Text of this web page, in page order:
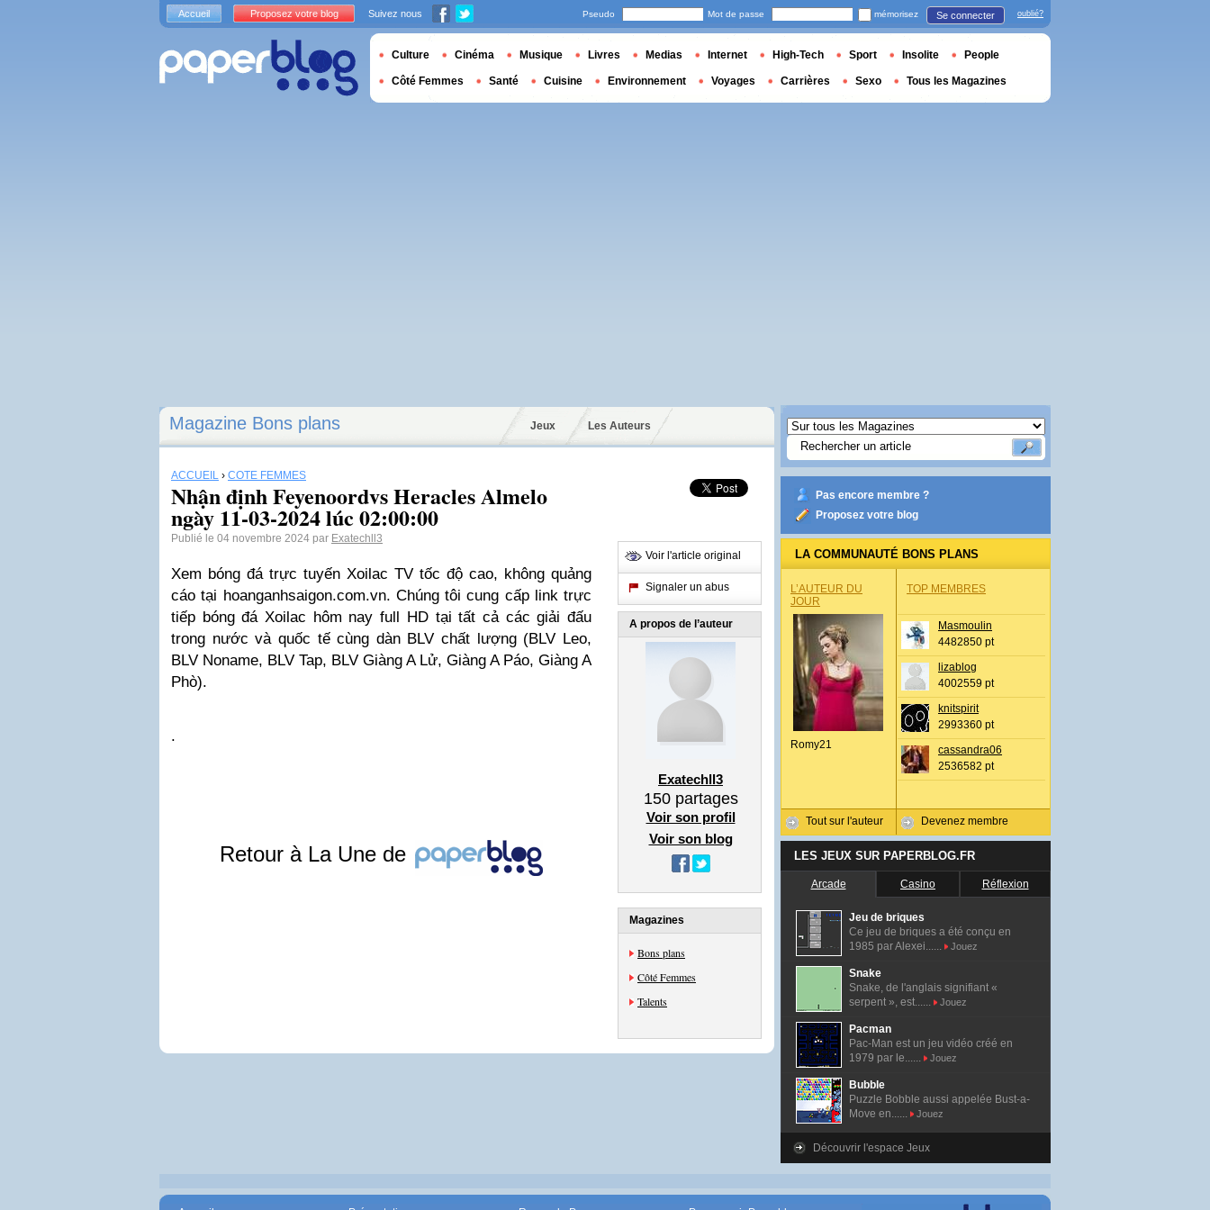
Magazine Bons plans Jeux Les Auteurs
ACCUEIL › CÔTÉ FEMMES
Nhận định Feyenoordvs Heracles Almelo
ngày 11-03-2024 lúc 02:00:00
Publié le 04 novembre 2024 par Exatechll3
Xem bóng đá trực tuyến Xoilac TV tốc độ cao, không quảng
cáo tại hoanganhsaigon.com.vn. Chúng tôi cung cấp link trực
tiếp bóng đá Xoilac hôm nay full HD tại tất cả các giải đấu
trong nước và quốc tế cùng dàn BLV chất lượng (BLV Leo,
BLV Noname, BLV Tap, BLV Giàng A Lử, Giàng A Páo, Giàng A
Phò).
.
Retour à La Une de
Voir l'article original
Signaler un abus
A propos de l’auteur
Exatechll3
150partages
Voir son profil
Voir son blog
Magazines
Bons plans
Côté Femmes
Talents
Pas encore membre ?
Proposez votre blog
LA COMMUNAUTÉ BONS PLANS
L’AUTEUR DU
JOUR
Romy21
Tout sur l'auteur
TOP MEMBRES
Masmoulin
4482850 pt
lizablog
4002559 pt
knitspirit
2993360 pt
cassandra06
2536582 pt
Devenez membre
LES JEUX SUR PAPERBLOG.FR
Arcade Casino Réflexion
Jeu de briques
Ce jeu de briques a été conçu en
1985 par Alexei......
Jouez
Snake
Snake, de l'anglais signifiant «
serpent », est......
Jouez
Pacman
Pac-Man est un jeu vidéo créé en
1979 par le......
Jouez
Bubble
Puzzle Bobble aussi appelée Bust-a-
Move en......
Jouez
Découvrir l'espace Jeux
Accueil Proposez votre blog Suivez nous Pseudo Mot de passe mémorisez Se connecter oublié?
Culture Cinéma Musique Livres Medias Internet High-Tech Sport Insolite People
Côté Femmes Santé Cuisine Environnement Voyages Carrières Sexo Tous les Magazines